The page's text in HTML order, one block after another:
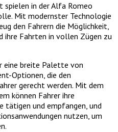
in der Alfa Romeo
Mit modernster Technologie
den Fahrern die Möglichkeit,
ihre Fahrten in vollen Zügen zu
eine breite Palette von
Optionen, die den
gerecht werden. Mit dem
können Fahrer ihre
tätigen und empfangen, und
nutzen, um